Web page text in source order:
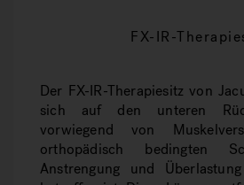
FX-IR-
Der FX-IR-Therapiesitz von
sich auf den unteren
vorwiegend von
orthopädisch bedingten
Anstrengung und